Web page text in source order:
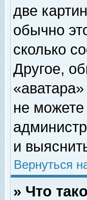
две
обычно
сколько
Другое,
не можете
и
Вернуться
» Что